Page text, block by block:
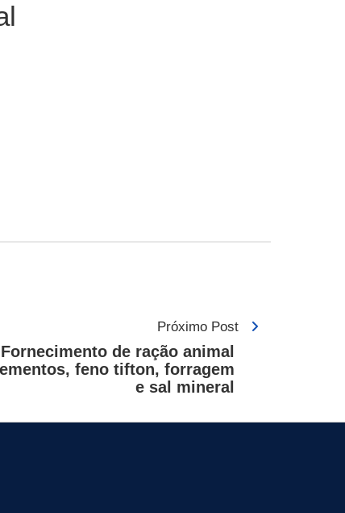
Próximo Post
de ração animal
feno tifton, forragem
e sal mineral